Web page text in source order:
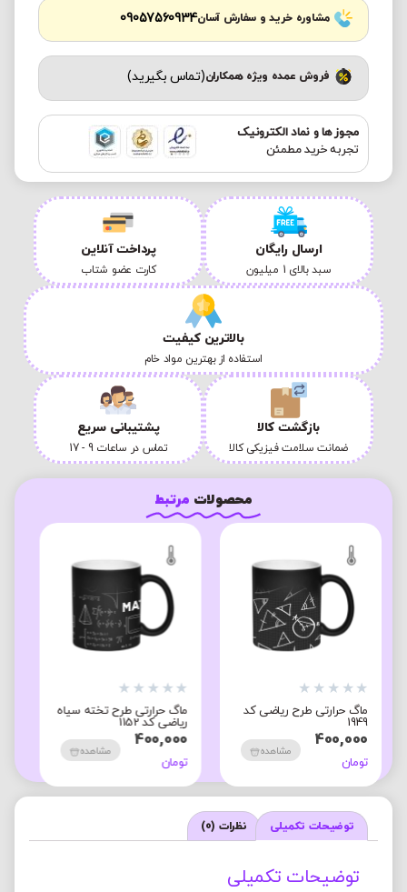
مشاوره خرید و سفارش آسان09057560934
فروش عمده ویژه همکاران(تماس بگیرید)
مجوز ها و نماد الکترونیک
تجربه خرید مطمئن
ارسال رایگان
سبد بالای 1 میلیون
پرداخت آنلاین
کارت عضو شتاب
بالاترین کیفیت
استفاده از بهترین مواد خام
بازگشت کالا
ضمانت سلامت فیزیکی کالا
پشتیبانی سریع
تماس در ساعات 9 - 17
محصولات مرتبط
★
★
ماگ سرامیکی طرح ریاضی
کد 1855
380,000
تومان
مشاهده
★
★
ماگ سرامیکی طرح ریاضی
کد 1856
380,000
تومان
توضیحات تکمیلی نظرات (0)
توضیحات تکمیلی